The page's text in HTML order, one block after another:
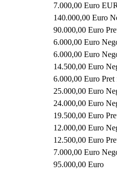
7.000,00 Euro
140.000,00 Euro
90.000,00 Euro
6.000,00 Euro
6.000,00 Euro
14.500,00 Euro
6.000,00 Euro
25.000,00 Euro
24.000,00 Euro
19.500,00 Euro
12.000,00 Euro
12.500,00 Euro
7.000,00 Euro
95.000,00 Euro